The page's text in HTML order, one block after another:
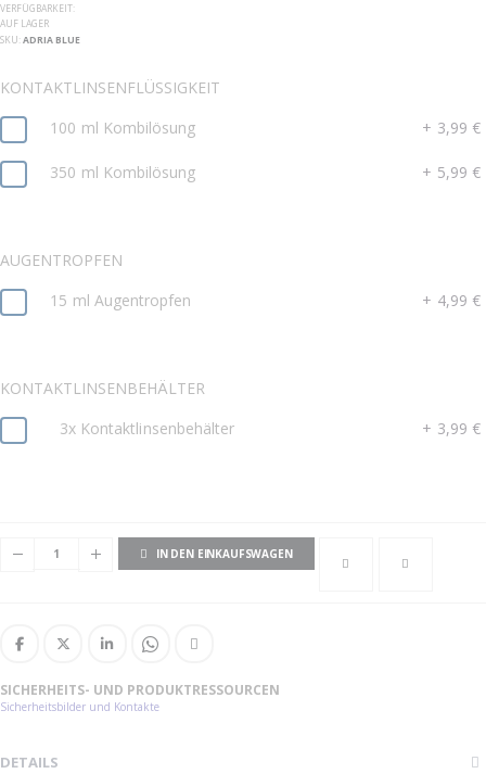
VERFÜGBARKEIT:
AUF LAGER
SKU ADRIA BLUE
KONTAKTLINSENFLÜSSIGKEIT
100 ml Kombilösung
+ 3,99 €
350 ml Kombilösung + 5,99 €
AUGENTROPFEN
15 ml Augentropfen
+ 4,99 €
KONTAKTLINSENBEHÄLTER
3x Kontaktlinsenbehälter
+ 3,99 €
IN DEN EINKAUFSWAGEN
SICHERHEITS- UND PRODUKTRESSOURCEN
Sicherheitsbilder und Kontakte
DETAILS